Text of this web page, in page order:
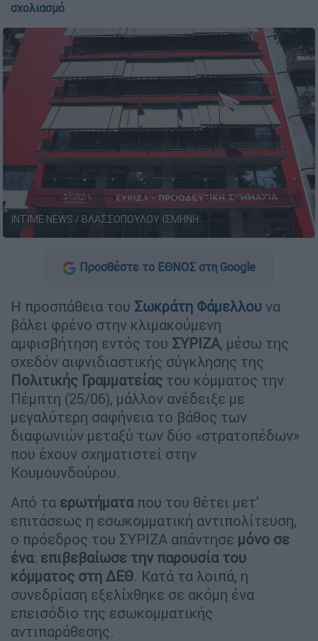
σχολιασμό
INTIME NEWS / ΒΛΑΣΣΟΠΟΥΛΟΥ ΙΣΜΗΝΗ
Προσθέστε το ΕΘΝΟΣ στη Google
Η προσπάθεια του Σωκράτη Φάμελλου να
βάλει φρένο στην κλιμακούμενη
αμφισβήτηση εντός του ΣΥΡΙΖΑ, μέσω της
σχεδόν αιφνιδιαστικής σύγκλησης της
Πολιτικής Γραμματείας του κόμματος την
Πέμπτη (25/06), μάλλον ανέδειξε με
μεγαλύτερη σαφήνεια το βάθος των
διαφωνιών μεταξύ των δύο «στρατοπέδων»
που έχουν σχηματιστεί στην
Κουμουνδούρου.
Από τα ερωτήματαπου του θέτει μετ’
επιτάσεως η εσωκομματική αντιπολίτευση,
ο πρόεδρος του ΣΥΡΙΖΑ απάντησε μόνο σε
ένα: επιβεβαίωσε την παρουσία του
κόμματος στη ΔΕΘ. Κατά τα λοιπά, η
συνεδρίαση εξελίχθηκε σε ακόμη ένα
επεισόδιο της εσωκομματικής
αντιπαράθεσης.